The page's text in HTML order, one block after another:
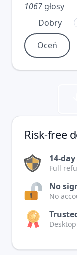
1067 głosy
Dobry
Risk-free
14-
Full
No
No